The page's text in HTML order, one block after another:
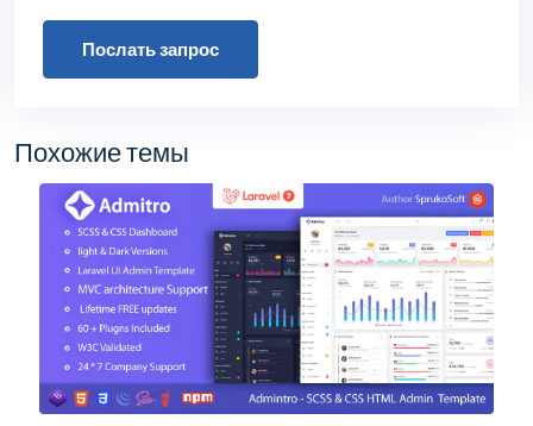
Послать запрос
Похожие темы